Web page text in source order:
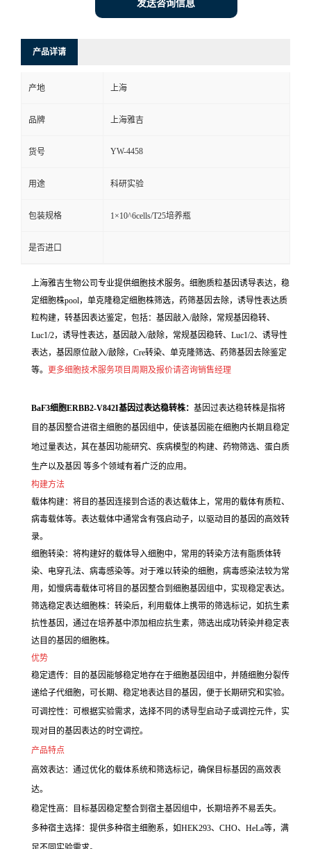
发送咨询信息
产品详请
产地 上海
品牌 上海雅吉
货号 YW-4458
用途 科研实验
包装规格 1×10^6cells/T25培养瓶
是否进口
上海雅吉生物公司专业提供细胞技术服务。细胞质粒基因诱导表达，稳
定细胞株pool，单克隆稳定细胞株筛选，药筛基因去除，诱导性表达质
粒构建，转基因表达鉴定，包括：基因敲入/敲除，常规基因稳转、
Luc1/2，诱导性表达，基因敲入/敲除，常规基因稳转、Luc1/2、诱导性
表达，基因原位敲入/敲除，Cre转染、单克隆筛选、药筛基因去除鉴定
等。 更多细胞技术服务项目周期及报价请咨询销售经理
BaF3细胞ERBB2-V842I基因过表达稳转株： 基因过表达稳转株是指将
目的基因整合进宿主细胞的基因组中，使该基因能在细胞内长期且稳定
地过量表达，其在基因功能研究、疾病模型的构建、药物筛选、蛋白质
生产以及基因 等多个领域有着广泛的应用。
构建方法
载体构建：将目的基因连接到合适的表达载体上，常用的载体有质粒、
病毒载体等。表达载体中通常含有强启动子，以驱动目的基因的高效转
录。
细胞转染：将构建好的载体导入细胞中，常用的转染方法有脂质体转
染、电穿孔法、病毒感染等。对于难以转染的细胞，病毒感染法较为常
用，如慢病毒载体可将目的基因整合到细胞基因组中，实现稳定表达。
筛选稳定表达细胞株：转染后，利用载体上携带的筛选标记，如抗生素
抗性基因，通过在培养基中添加相应抗生素，筛选出成功转染并稳定表
达目的基因的细胞株。
优势
稳定遗传：目的基因能够稳定地存在于细胞基因组中，并随细胞分裂传
递给子代细胞，可长期、稳定地表达目的基因，便于长期研究和实验。
可调控性：可根据实验需求，选择不同的诱导型启动子或调控元件，实
现对目的基因表达的时空调控。
产品特点
高效表达：通过优化的载体系统和筛选标记，确保目标基因的高效表
达。
稳定性高：目标基因稳定整合到宿主基因组中，长期培养不易丢失。
多种宿主选择：提供多种宿主细胞系，如HEK293、CHO、HeLa等，满